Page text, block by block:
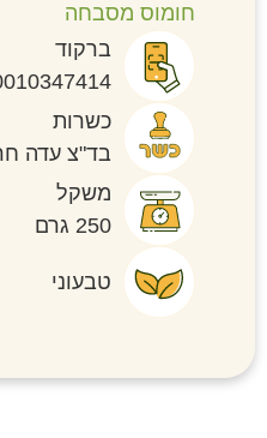
חומוס מסבחה
ברקוד
כשרות
בד"צ עדה
משקל
250 גרם
טבעוני